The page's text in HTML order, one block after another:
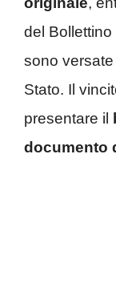
del
sono versate
Stato. Il
presentare il
documento